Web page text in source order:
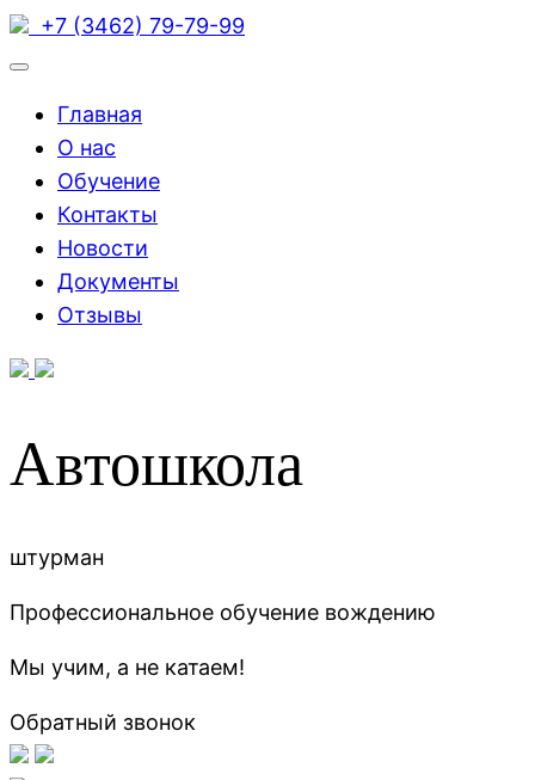
+7 (3462) 79-79-99
Главная
О нас
Обучение
Контакты
Новости
Документы
Отзывы
Автошкола
штурман
Профессиональное обучение вождению
Мы учим, а не катаем!
Обратный звонок